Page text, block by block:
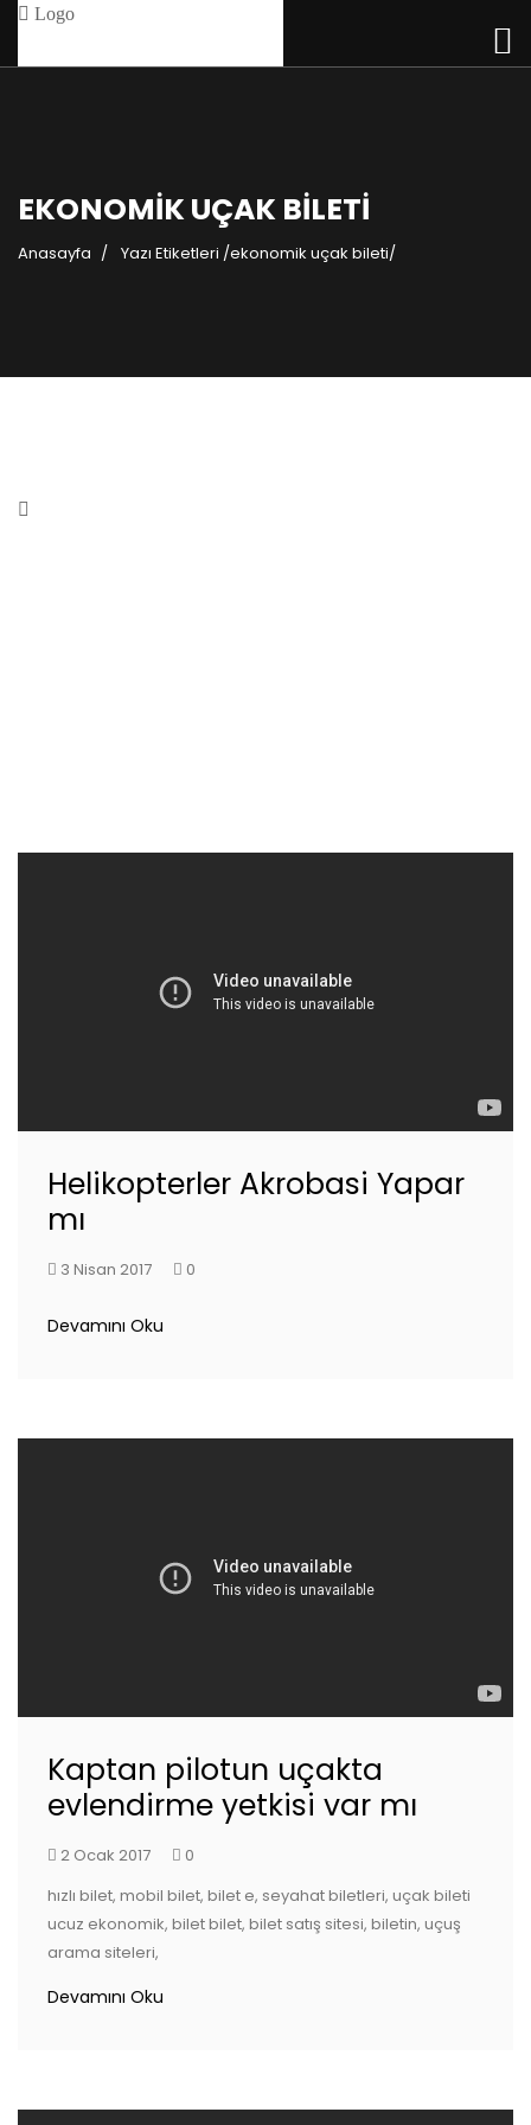
EKONOMIK UÇAK BILETI
Anasayfa Yazı Etiketleri /ekonomik uçak bileti/
Helikopterler Akrobasi Yapar
mı
3 Nisan 2017 0
Devamını Oku
Kaptan pilotun uçakta
evlendirme yetkisi var mı
2 Ocak 2017
0
hızlı bilet, mobil bilet, bilet e, seyahat biletleri, uçak bileti
ucuz ekonomik, bilet bilet, bilet satış sitesi, biletin, uçuş
arama siteleri,
Devamını Oku